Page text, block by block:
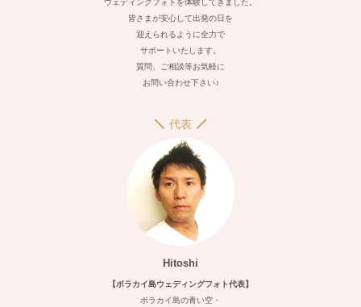
ウェディングフォトを体験してきました。
皆さまが安心して出発の日を
迎えられるように全力で
サポートいたします。
質問、ご相談等お気軽に
お問い合わせ下さい♪
代表
Hitoshi
【ボラカイ島ウェディングフォト代表】
ボラカイ島の青い空・